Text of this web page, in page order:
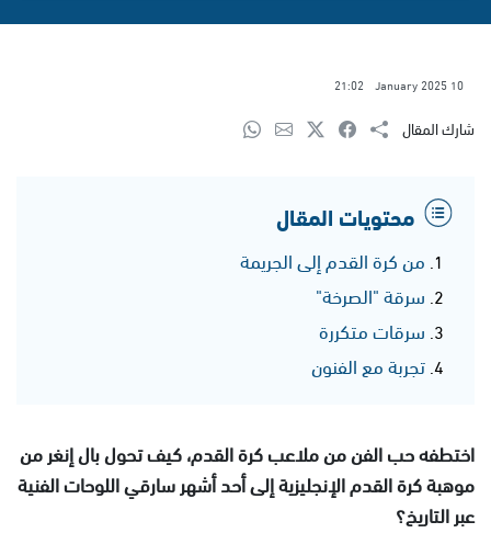
10 January 2025
21:02
شارك المقال
محتويات المقال
من كرة القدم إلى الجريمة
سرقة "الصرخة"
سرقات متكررة
تجربة مع الفنون
اختطفه حب الفن من ملاعب كرة القدم، كيف تحول بال إنغر من
موهبة كرة القدم الإنجليزية إلى أحد أشهر سارقي اللوحات الفنية
عبر التاريخ؟